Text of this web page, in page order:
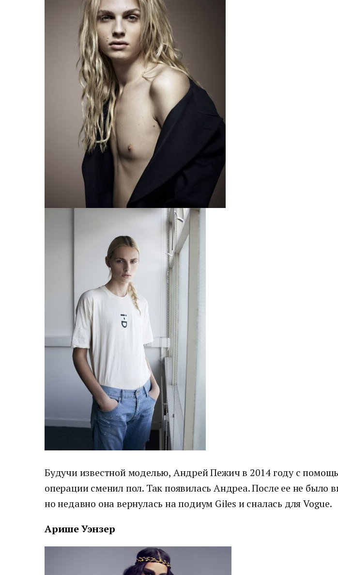
Будучи известной моделью, Андрей Пежич в 2014 году с
операции сменил пол. Так появилась Андреа. После ее не было
но недавно она вернулась на подиум Giles и сналась для Vogue.
Арише Уэнзер